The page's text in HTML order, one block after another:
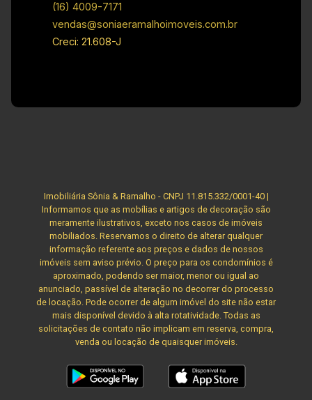
(16) 4009-7171
vendas@soniaeramalhoimoveis.com.br
Creci: 21.608-J
Imobiliária Sônia & Ramalho - CNPJ 11.815.332/0001-40 |
Informamos que as mobílias e artigos de decoração são
meramente ilustrativos, exceto nos casos de imóveis
mobiliados. Reservamos o direito de alterar qualquer
informação referente aos preços e dados de nossos
imóveis sem aviso prévio. O preço para os condomínios é
aproximado, podendo ser maior, menor ou igual ao
anunciado, passível de alteração no decorrer do processo
de locação. Pode ocorrer de algum imóvel do site não estar
mais disponível devido à alta rotatividade. Todas as
solicitações de contato não implicam em reserva, compra,
venda ou locação de quaisquer imóveis.